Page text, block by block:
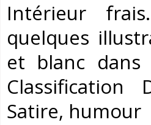
Intérieur
quelques
et blanc
Classification
Satire, humour‎